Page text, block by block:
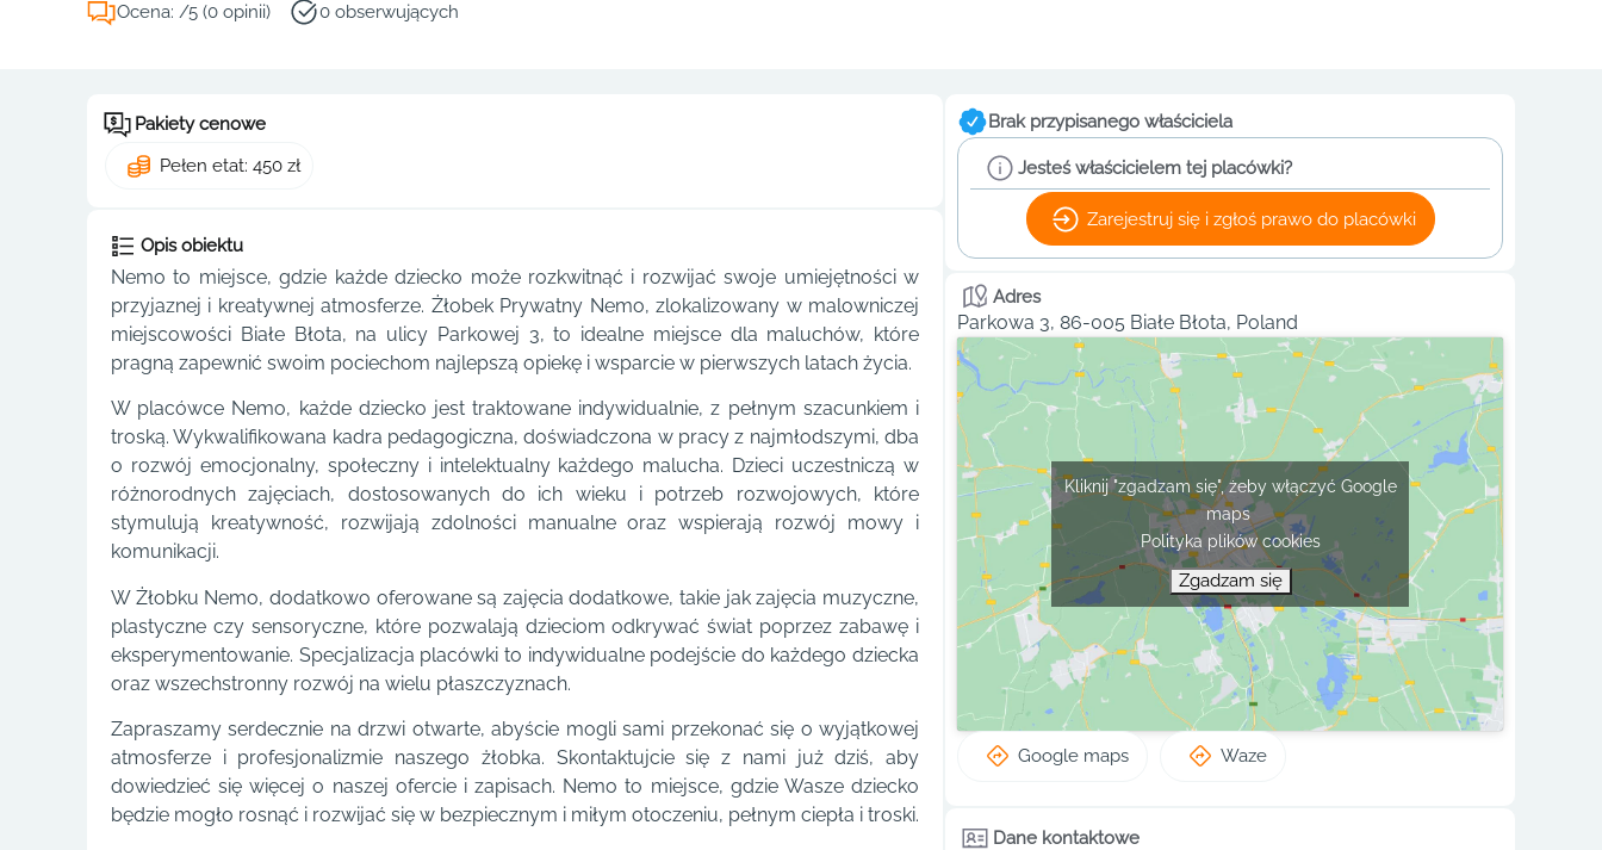
Ocena: /5 (0 opinii)
0 obserwujących
Pakiety cenowe
Pełen etat: 450 zł
Opis obiektu
Nemo to miejsce, gdzie każde dziecko może rozkwitnąć i rozwijać swoje umiejętności w
przyjaznej i kreatywnej atmosferze. Żłobek Prywatny Nemo, zlokalizowany w malowniczej
miejscowości Białe Błota, na ulicy Parkowej 3, to idealne miejsce dla maluchów, które
pragną zapewnić swoim pociechom najlepszą opiekę i wsparcie w pierwszych latach życia.
W placówce Nemo, każde dziecko jest traktowane indywidualnie, z pełnym szacunkiem i
troską. Wykwalifikowana kadra pedagogiczna, doświadczona w pracy z najmłodszymi, dba
o rozwój emocjonalny, społeczny i intelektualny każdego malucha. Dzieci uczestniczą w
różnorodnych zajęciach, dostosowanych do ich wieku i potrzeb rozwojowych, które
stymulują kreatywność, rozwijają zdolności manualne oraz wspierają rozwój mowy i
komunikacji.
W Żłobku Nemo, dodatkowo oferowane są zajęcia dodatkowe, takie jak zajęcia muzyczne,
plastyczne czy sensoryczne, które pozwalają dzieciom odkrywać świat poprzez zabawę i
eksperymentowanie. Specjalizacja placówki to indywidualne podejście do każdego dziecka
oraz wszechstronny rozwój na wielu płaszczyznach.
Zapraszamy serdecznie na drzwi otwarte, abyście mogli sami przekonać się o wyjątkowej
atmosferze i profesjonalizmie naszego żłobka. Skontaktujcie się z nami już dziś, aby
dowiedzieć się więcej o naszej ofercie i zapisach. Nemo to miejsce, gdzie Wasze dziecko
będzie mogło rosnąć i rozwijać się w bezpiecznym i miłym otoczeniu, pełnym ciepła i troski.
Brak przypisanego właściciela
Jesteś właścicielem tej placówki?
Zarejestruj się i zgłoś prawo do placówki
Adres
Parkowa 3, 86-005 Białe Błota, Poland
Kliknij "zgadzam się", żeby włączyć Google
maps
Polityka plików cookies
Zgadzam się
Google maps Waze
Dane kontaktowe